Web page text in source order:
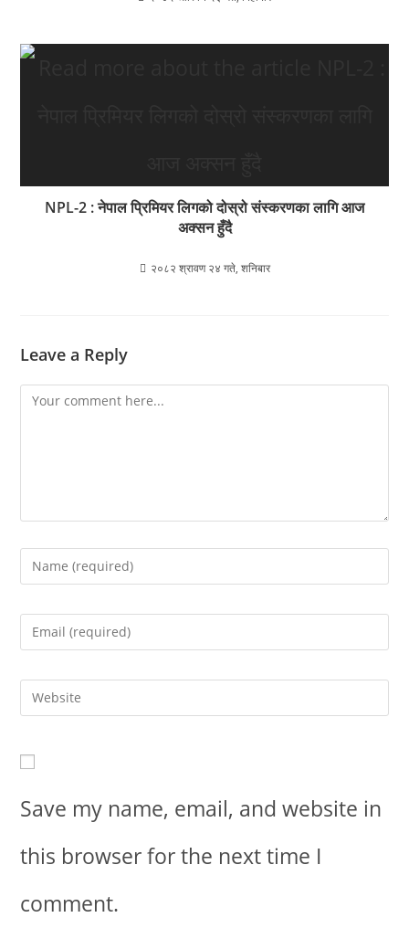
NPL-2 : नेपाल प्रिमियर लिगको दोस्रो संस्करणका लागि आज
अक्सन हुँदै
२०८२ श्रावण २४ गते, शनिबार
Leave a Reply
Save my name, email, and website in
this browser for the next time I
comment.